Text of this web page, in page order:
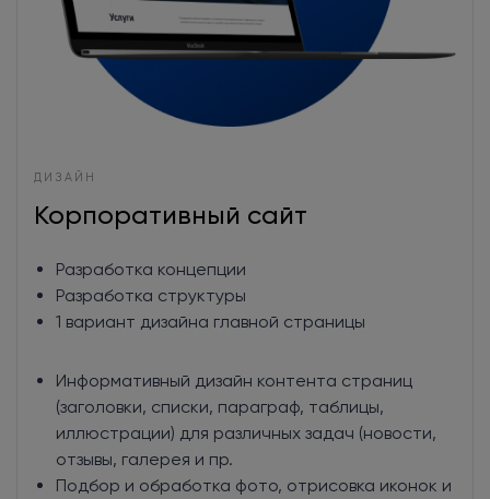
ДИЗАЙН
Корпоративный сайт
Разработка концепции
Разработка структуры
1 вариант дизайна главной страницы
Информативный дизайн контента страниц
(заголовки, списки, параграф, таблицы,
иллюстрации) для различных задач (новости,
отзывы, галерея и пр.
Подбор и обработка фото, отрисовка иконок и